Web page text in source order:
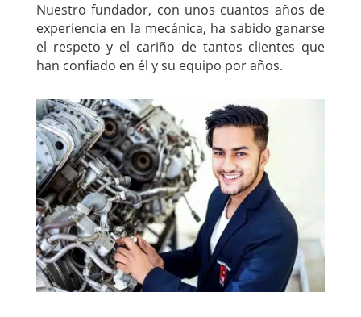
Nuestro fundador, con unos cuantos años de
experiencia en la mecánica, ha sabido ganarse
el respeto y el cariño de tantos clientes que
han confiado en él y su equipo por años.